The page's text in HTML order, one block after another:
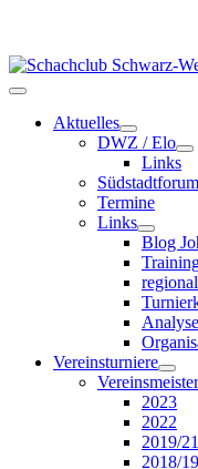
Aktuelles
DWZ / Elo
Links
Südstadtforum
Termine
Links
Blog
regional
Vereinsturniere
2023
2022
2019/21
2018/19